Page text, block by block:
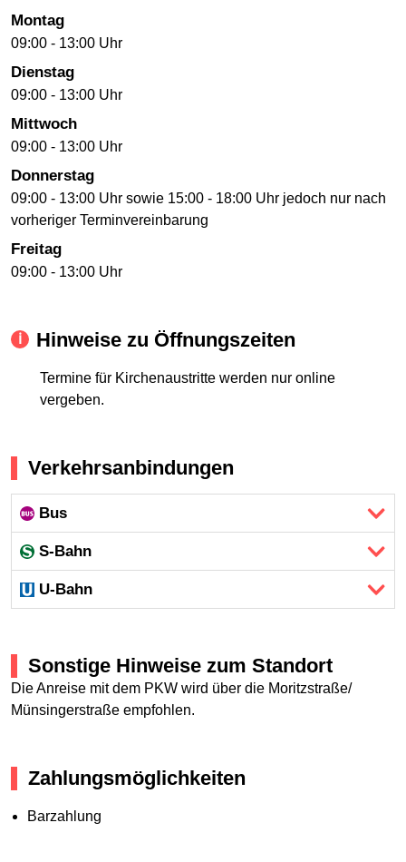
Montag
09:00 - 13:00 Uhr
Dienstag
09:00 - 13:00 Uhr
Mittwoch
09:00 - 13:00 Uhr
Donnerstag
09:00 - 13:00 Uhr sowie 15:00 - 18:00 Uhr jedoch nur nach
vorheriger Terminvereinbarung
Freitag
09:00 - 13:00 Uhr
Hinweise zu Öffnungszeiten
Termine für Kirchenaustritte werden nur online
vergeben.
Verkehrsanbindungen
Bus
S-Bahn
U-Bahn
Sonstige Hinweise zum Standort
Die Anreise mit dem PKW wird über die Moritzstraße/
Münsingerstraße empfohlen.
Zahlungsmöglichkeiten
Barzahlung